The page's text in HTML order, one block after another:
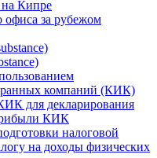
на Кипре
офиса за рубежом
компаний (КИК)
для декларирования
КИК
налоговой
на доходы физических